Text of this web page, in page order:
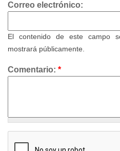
Correo electrónico:
El contenido de este campo
mostrará públicamente.
Comentario: *